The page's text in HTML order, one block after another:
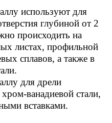
используют для
глубиной от 2
происходить на
листах, профильной
сплавов, а также в
для дрели
ванадиевой стали,
вставками.